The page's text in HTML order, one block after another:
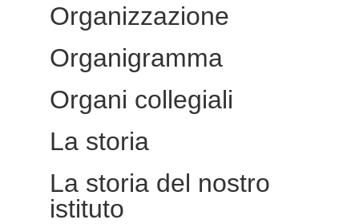
Organizzazione
Organigramma
Organi collegiali
La storia
La storia del nostro
istituto